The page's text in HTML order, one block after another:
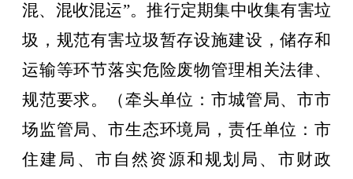
混、混收混运”。推行定期集中收集有害垃
圾，规范有害垃圾暂存设施建设，储存和
运输等环节落实危险废物管理相关法律、
规范要求。
（牵头单位：市城管局、市市
场监管局、市生态环境局，责任单位：市
住建局、市自然资源和规划局、市财政